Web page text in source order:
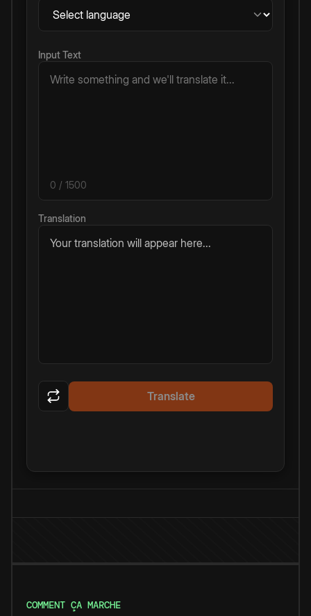
Input Text
0 / 1500
Translation
Your translation will appear here...
Translate
COMMENT ÇA MARCHE